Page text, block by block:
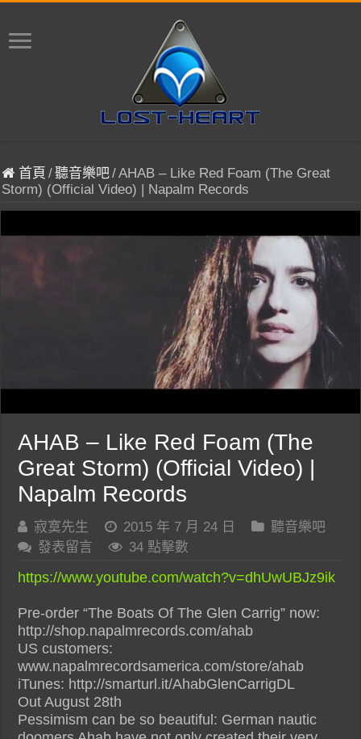
首頁 /聽音樂吧/AHAB – Like Red Foam (The Great
Storm) (Official Video) | Napalm Records
AHAB – Like Red Foam (The
Great Storm) (Official Video) |
Napalm Records
寂寞先生 2015 年 7 月 24 日
聽音樂吧
發表留言
34 點擊數
https://www.youtube.com/watch?v=dhUwUBJz9ik
Pre-order “The Boats Of The Glen Carrig” now:
http://shop.napalmrecords.com/ahab
US customers:
www.napalmrecordsamerica.com/store/ahab
iTunes: http://smarturl.it/AhabGlenCarrigDL
Out August 28th
Pessimism can be so beautiful: German nautic